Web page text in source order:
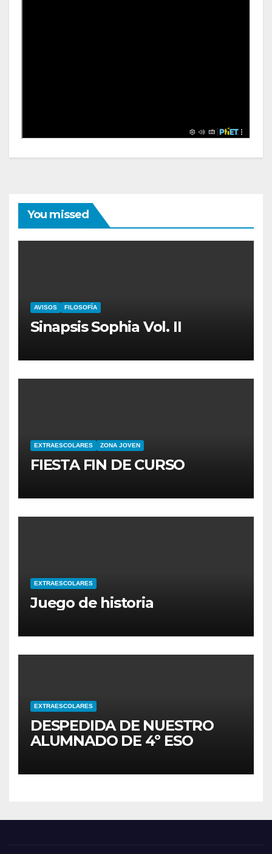
You missed
AVISOS FILOSOFÍA
Sinapsis Sophia Vol. II
EXTRAESCOLARES ZONA JOVEN
FIESTA FIN DE CURSO
EXTRAESCOLARES
Juego de historia
EXTRAESCOLARES
DESPEDIDA DE NUESTRO
ALUMNADO DE 4º ESO